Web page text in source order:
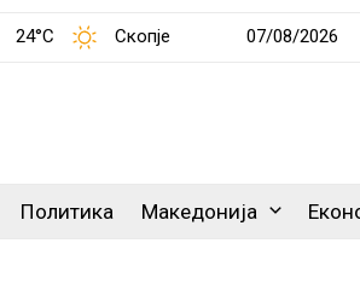
24°C Скопје 07/08/2026
Политика Македонија